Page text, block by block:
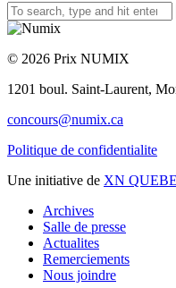
© 2026 Prix NUMIX
1201 boul. Saint-Laurent,
concours@numix.ca
Politique de confidentialite
Une initiative de XN
Archives
Salle de presse
Actualites
Remerciements
Nous joindre